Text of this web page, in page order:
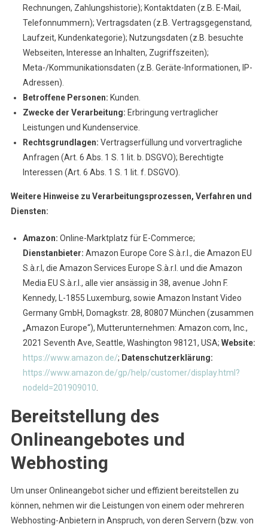
Rechnungen, Zahlungshistorie); Kontaktdaten (z.B. E-Mail,
Telefonnummern); Vertragsdaten (z.B. Vertragsgegenstand,
Laufzeit, Kundenkategorie); Nutzungsdaten (z.B. besuchte
Webseiten, Interesse an Inhalten, Zugriffszeiten);
Meta-/Kommunikationsdaten (z.B. Geräte-Informationen, IP-
Adressen).
Betroffene Personen: Kunden.
Zwecke der Verarbeitung: Erbringung vertraglicher
Leistungen und Kundenservice.
Rechtsgrundlagen: Vertragserfüllung und vorvertragliche
Anfragen (Art. 6 Abs. 1 S. 1 lit. b. DSGVO); Berechtigte
Interessen (Art. 6 Abs. 1 S. 1 lit. f. DSGVO).
Weitere Hinweise zu Verarbeitungsprozessen, Verfahren und
Diensten:
Amazon: Online-Marktplatz für E-Commerce;
Dienstanbieter: Amazon Europe Core S.à.r.l., die Amazon EU
S.à.r.l, die Amazon Services Europe S.à.r.l. und die Amazon
Media EU S.à.r.l., alle vier ansässig in 38, avenue John F.
Kennedy, L-1855 Luxemburg, sowie Amazon Instant Video
Germany GmbH, Domagkstr. 28, 80807 München (zusammen
„Amazon Europe“), Mutterunternehmen: Amazon.com, Inc.,
2021 Seventh Ave, Seattle, Washington 98121, USA; Website:
https://www.amazon.de/; Datenschutzerklärung:
https://www.amazon.de/gp/help/customer/display.html?
nodeId=201909010
Bereitstellung des
Onlineangebotes und
Webhosting
Um unser Onlineangebot sicher und effizient bereitstellen zu
können, nehmen wir die Leistungen von einem oder mehreren
Webhosting-Anbietern in Anspruch, von deren Servern (bzw. von